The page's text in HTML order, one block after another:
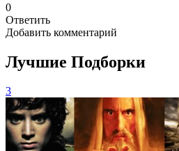
0
Ответить
Добавить комментарий
Лучшие Подборки
3